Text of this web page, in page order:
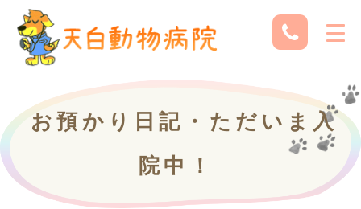
お預かり日記・ただいま入
院中！